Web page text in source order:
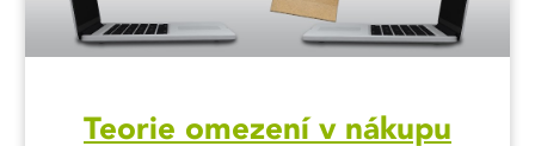
Teorie omezení v nákupu